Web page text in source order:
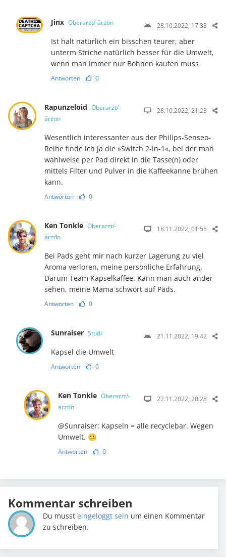
Jinx Oberarzt/-ärztin 28.10.2022, 17:33
Ist halt natürlich ein bisschen teurer, aber
unterm Striche natürlich besser für die Umwelt,
wenn man immer nur Bohnen kaufen muss
Antworten 0
Rapunzeloid Oberarzt/-
ärztin
28.10.2022, 21:23
Wesentlich interessanter aus der Philips-Senseo-
Reihe finde ich ja die »Switch 2-in-1«, bei der man
wahlweise per Pad direkt in die Tasse(n) oder
mittels Filter und Pulver in die Kaf­fee­kanne brühen
kann.
Antworten 0
Ken Tonkle Oberarzt/-
ärztin
18.11.2022, 01:55
Bei Pads geht mir nach kurzer Lagerung zu viel
Aroma verloren, meine persönliche Erfahrung.
Darum Team Kapselkaffee. Kann man auch ander
sehen, meine Mama schwört auf Päds.
Antworten 0
Sunraiser Studi 21.11.2022, 19:42
Kapsel die Umwelt
Antworten 0
Ken Tonkle Oberarzt/-
ärztin
22.11.2022, 20:28
@Sunraiser: Kapseln = alle recyclebar. Wegen
Umwelt. 🙂
Antworten 0
Kommentar schreiben
Du mussteingeloggt sein um einen Kommentar
zu schreiben.